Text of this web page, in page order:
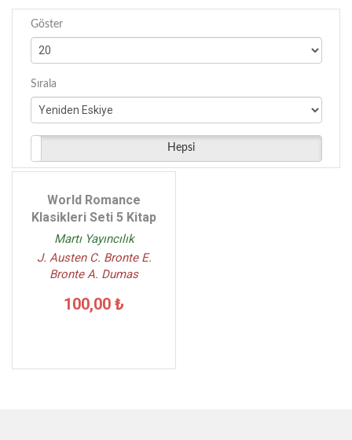
Göster
Sırala
Hepsi
World Romance
Klasikleri Seti 5 Kitap
Martı Yayıncılık
J. Austen C. Bronte E.
Bronte A. Dumas
100,00 ₺